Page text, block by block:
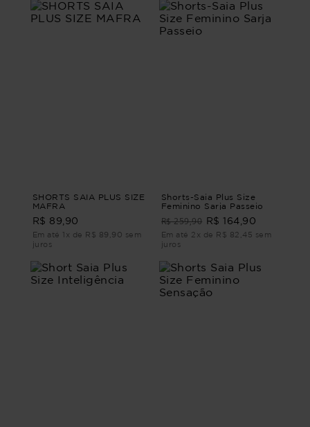
SHORTS SAIA PLUS SIZE
MAFRA
R$ 89,90
Em até 1x de R$ 89,90 sem
juros
Shorts-Saia Plus Size
Feminino Sarja Passeio
R$ 259,90 R$ 164,90
Em até 2x de R$ 82,45 sem
juros